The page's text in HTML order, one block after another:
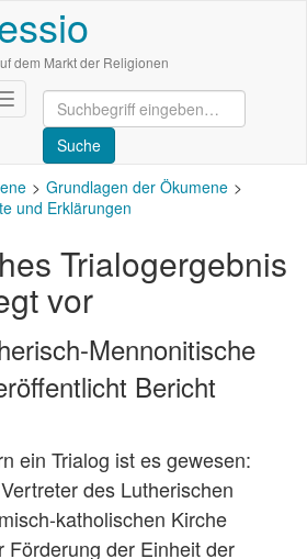
dem Markt der Religionen
Navigation
aktivieren/deaktivieren
Grundlagen der Ökumene
und Erklärungen
Trialogergebnis
vor
Mennonitische
Bericht
ein Trialog ist es gewesen:
des Lutherischen
katholischen Kirche
Förderung der Einheit der